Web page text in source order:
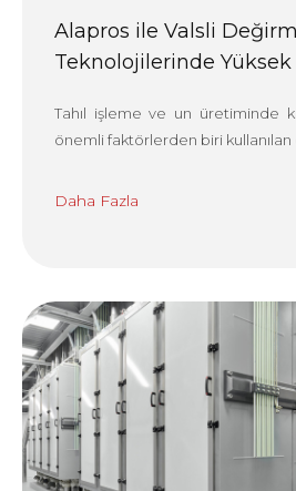
Alapros ile Valsli
Teknolojilerinde Yüksek
Tahıl işleme ve un üretiminde
önemli faktörlerden biri kullanılan
Daha Fazla